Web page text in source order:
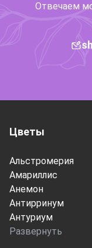
Отвечаем
Цветы
Альстромерия
Амариллис
Анемон
Антирринум
Антуриум
Развернуть